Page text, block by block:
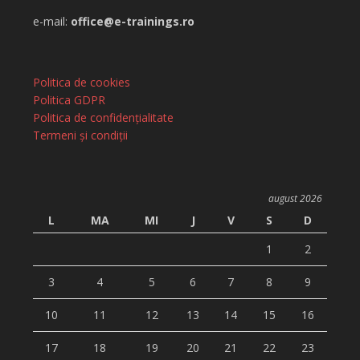
e-mail: office@e-trainings.ro
Politica de cookies
Politica GDPR
Politica de confidențialitate
Termeni și condiții
august 2026
L MA MI J V S
D
1
2
3 4 5 6 7 8 9
10 11 12 13 14 15 16
17 18 19 20 21 22 23